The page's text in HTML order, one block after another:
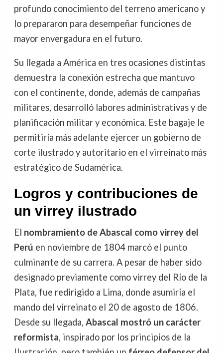
profundo conocimiento del terreno americano y
lo prepararon para desempeñar funciones de
mayor envergadura en el futuro.
Su llegada a América en tres ocasiones distintas
demuestra la conexión estrecha que mantuvo
con el continente, donde, además de campañas
militares, desarrolló labores administrativas y de
planificación militar y económica. Este bagaje le
permitiría más adelante ejercer un gobierno de
corte ilustrado y autoritario en el virreinato más
estratégico de Sudamérica.
Logros y contribuciones de
un virrey ilustrado
El nombramiento de Abascal como virrey del
Perú en noviembre de 1804 marcó el punto
culminante de su carrera. A pesar de haber sido
designado previamente como virrey del Río de la
Plata, fue redirigido a Lima, donde asumiría el
mando del virreinato el 20 de agosto de 1806.
Desde su llegada, Abascal mostró un carácter
reformista, inspirado por los principios de la